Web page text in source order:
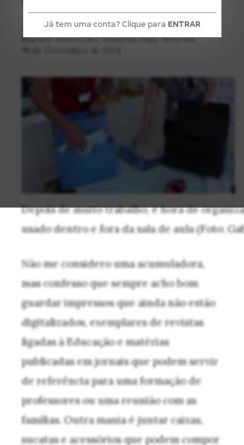
Já tem uma conta? Clique para ENTRAR
Muriele Massucato, Eduarda Diniz Mayrink
Depois de muito trabalho, é hora de
usado dentro e fora da sala de aula (Foto:
Não me considero uma acumuladora,
mas confesso que sempre acho bom
guardar impressos que ainda não estão
digitalizados, exemplares de revistas
ligadas à Educação e matérias
publicadas em jornais que podem servir
de referência para uma formação de
professores ou uma reunião com as
famílias. Outra mania é juntar caixas,
sucatas e acessórios que podem compor